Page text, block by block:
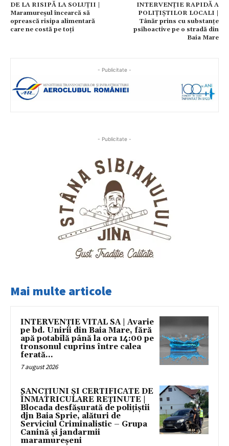
DE LA RISIPĂ LA SOLUȚII |
Maramureșul încearcă să
oprească risipa alimentară
care ne costă pe toți
INTERVENȚIE RAPIDĂ A
POLIȚIȘTILOR LOCALI |
Tânăr prins cu substanțe
psihoactive pe o stradă din
Baia Mare
- Publicitate -
- Publicitate -
Mai multe articole
INTERVENȚIE VITAL SA | Avarie
pe bd. Unirii din Baia Mare, fără
apă potabilă până la ora 14:00 pe
tronsonul cuprins între calea
ferată...
7 august 2026
SANCȚIUNI ȘI CERTIFICATE DE
ÎNMATRICULARE REȚINUTE |
Blocada desfășurată de polițiștii
djn Baia Sprie, alături de
Serviciul Criminalistic – Grupa
Canină și jandarmii
maramureșeni